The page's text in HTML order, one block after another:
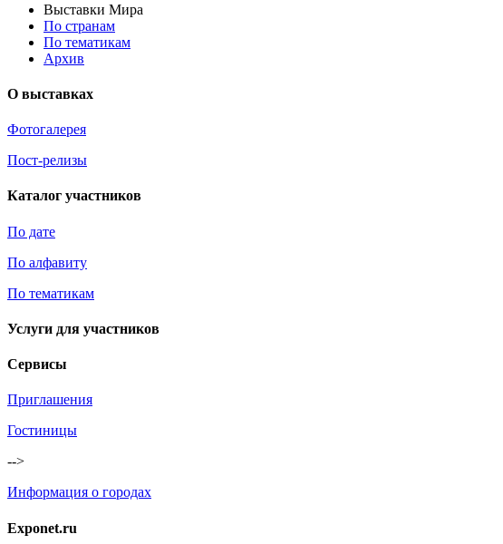
Выставки Мира
По странам
По тематикам
Архив
О выставках
Фотогалерея
Пост-релизы
Каталог участников
По дате
По алфавиту
По тематикам
Услуги для участников
Сервисы
Приглашения
Гостиницы
-->
Информация о городах
Exponet.ru